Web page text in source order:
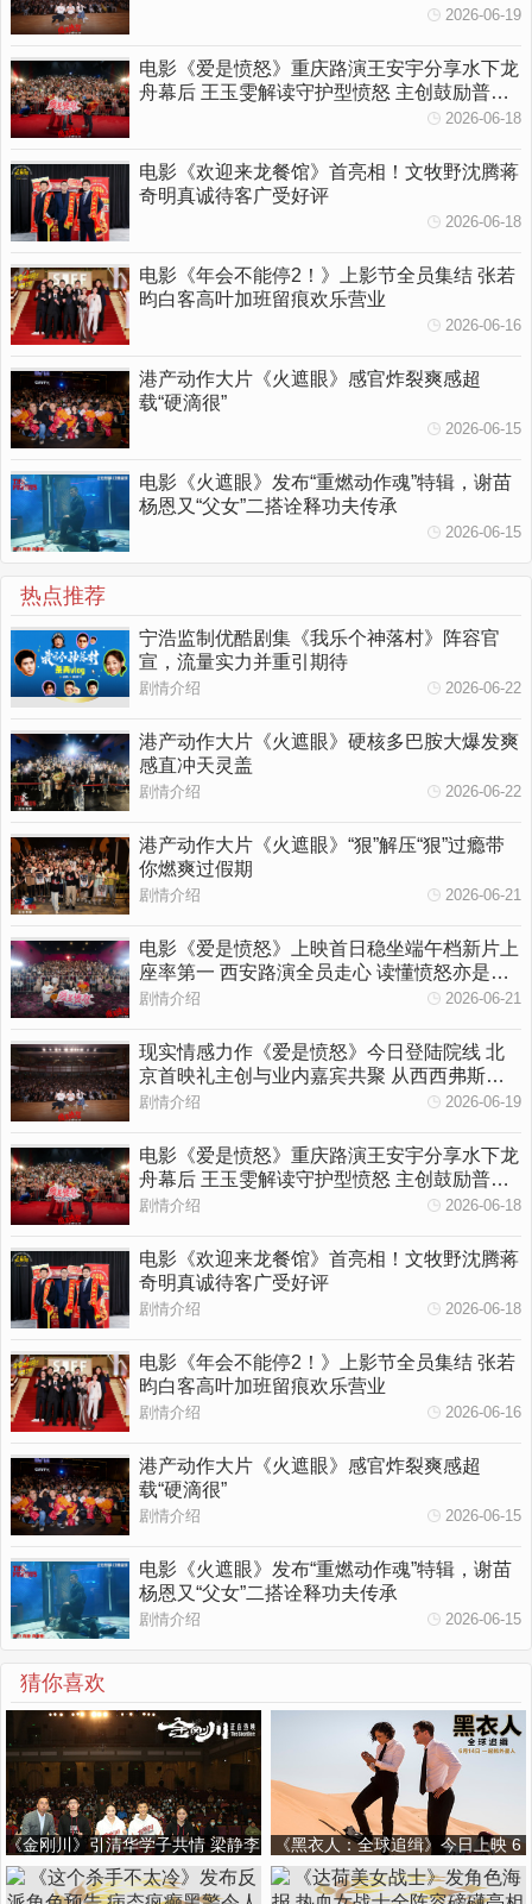
2026-06-19
电影《爱是愤怒》重庆路演王安宇分享水下龙
舟幕后 王玉雯解读守护型愤怒 主创鼓励普通
2026-06-18
电影《欢迎来龙餐馆》首亮相！文牧野沈腾蒋
奇明真诚待客广受好评
2026-06-18
电影《年会不能停2！》上影节全员集结 张若
昀白客高叶加班留痕欢乐营业
2026-06-16
港产动作大片《火遮眼》感官炸裂爽感超
载“硬滴很”
2026-06-15
电影《火遮眼》发布“重燃动作魂”特辑，谢苗
杨恩又“父女”二搭诠释功夫传承
2026-06-15
热点推荐
宁浩监制优酷剧集《我乐个神落村》阵容官
宣，流量实力并重引期待
剧情介绍 2026-06-22
港产动作大片《火遮眼》硬核多巴胺大爆发爽
感直冲天灵盖
剧情介绍 2026-06-22
港产动作大片《火遮眼》“狠”解压“狠”过瘾带
你燃爽过假期
剧情介绍 2026-06-21
电影《爱是愤怒》上映首日稳坐端午档新片上
座率第一 西安路演全员走心 读懂愤怒亦是温
柔守护
剧情介绍 2026-06-21
现实情感力作《爱是愤怒》今日登陆院线 北
京首映礼主创与业内嘉宾共聚 从西西弗斯到
女性觉醒多维拆解影片内核
剧情介绍 2026-06-19
电影《爱是愤怒》重庆路演王安宇分享水下龙
舟幕后 王玉雯解读守护型愤怒 主创鼓励普通
人勇敢挥出一拳
剧情介绍 2026-06-18
电影《欢迎来龙餐馆》首亮相！文牧野沈腾蒋
奇明真诚待客广受好评
剧情介绍 2026-06-18
电影《年会不能停2！》上影节全员集结 张若
昀白客高叶加班留痕欢乐营业
剧情介绍 2026-06-16
港产动作大片《火遮眼》感官炸裂爽感超
载“硬滴很”
剧情介绍 2026-06-15
电影《火遮眼》发布“重燃动作魂”特辑，谢苗
杨恩又“父女”二搭诠释功夫传承
剧情介绍 2026-06-15
猜你喜欢
《金刚川》引清华学子共情 梁静李
九霄现场分享拍摄之难
《黑衣人：全球追缉》今日上映 6
月最嗨好莱坞巨制 锤哥激战外星人